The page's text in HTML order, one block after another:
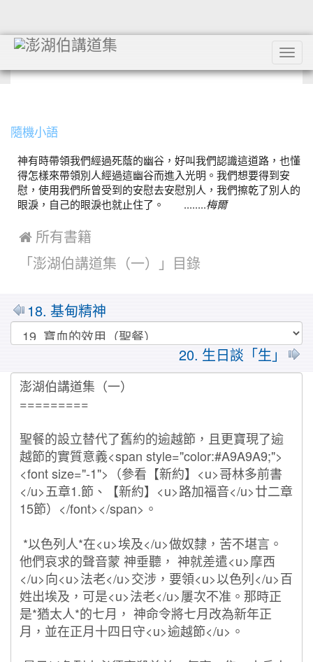
隨機小語
神有時帶領我們經過死蔭的幽谷，好叫我們認識這道路，也懂
得怎樣來帶領別人經過這幽谷而進入光明。我們想要得到安
慰，使用我們所曾受到的安慰去安慰別人，我們擦乾了別人的
眼淚，自己的眼淚也就止住了。 ........梅爾
 所有書籍
「澎湖伯講道集（一）」目錄
MarkDown
18. 基甸精神
20. 生日談「生」